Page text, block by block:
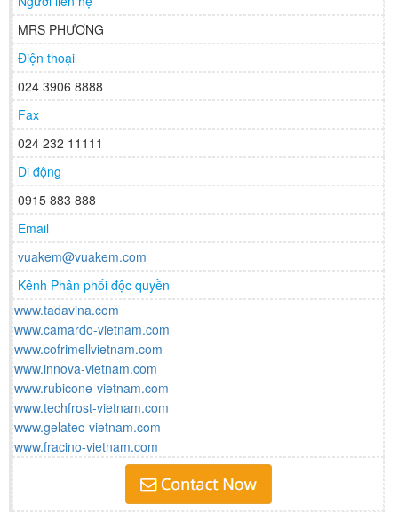
MRS PHƯƠNG
Điện thoại
024 3906 8888
Fax
024 232 11111
Di động
0915 883 888
Email
vuakem@vuakem.com
Kênh Phân phối độc quyền
www.tadavina.com
www.camardo-vietnam.com
www.cofrimellvietnam.com
www.innova-vietnam.com
www.rubicone-vietnam.com
www.techfrost-vietnam.com
www.gelatec-vietnam.com
www.fracino-vietnam.com